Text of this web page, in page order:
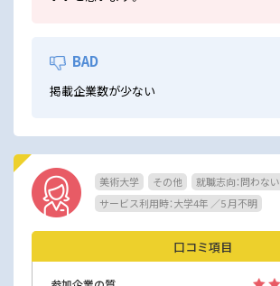
BAD
掲載企業数が少ない
美術大学 その他 就職志向：問わない
サービス利用時：大学4年 ／5 月不明
口コミ項目